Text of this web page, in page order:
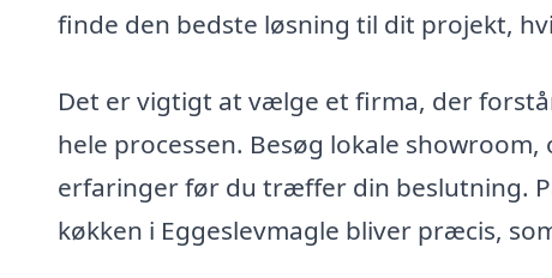
finde den bedste løsning til dit projekt,
Det er vigtigt at vælge et firma, der
hele processen. Besøg lokale
erfaringer før du træffer din beslutning.
køkken i Eggeslevmagle bliver præcis,